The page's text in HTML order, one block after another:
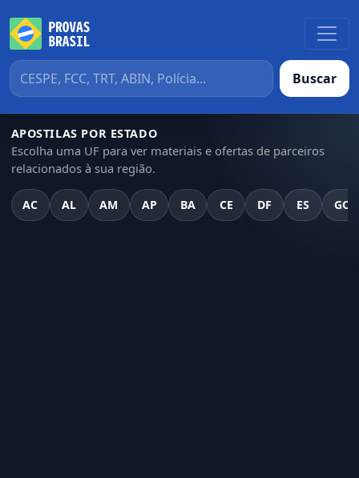
Buscar
APOSTILAS POR ESTADO
Escolha uma UF para ver materiais e ofertas de parceiros
relacionados à sua região.
AC AL AM AP BA CE DF ES GO